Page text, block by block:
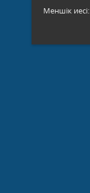
Меншік иесі: